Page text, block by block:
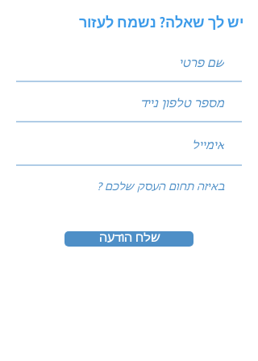
יש לך שאלה? נשמח לעזור
שלח הודעה